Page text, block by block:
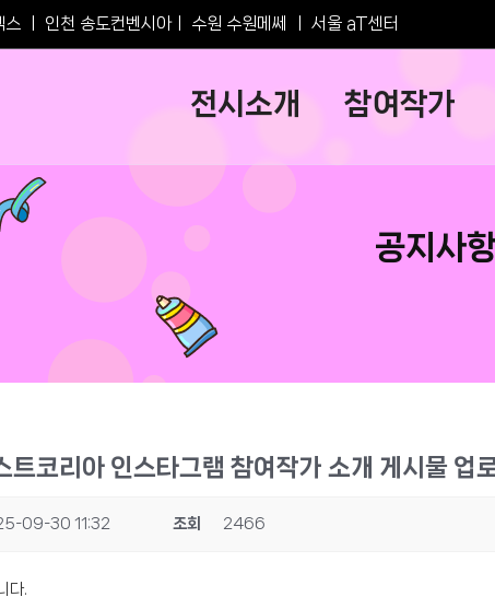
스 인천 송도컨벤시아ㅣ 수원 수원메쎄 서울 aT센터
전시소개 참여작가
공지사
코리아 인스타그램 참여작가 소개 게시물 업
09-30 11:32 조회 2466
다.